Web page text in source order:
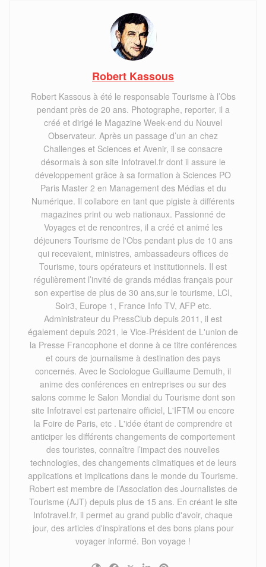
Robert Kassous
Robert Kassous à été le responsable Tourisme à l’Obs
pendant près de 20 ans. Photographe, reporter, il a
créé et dirigé le Magazine Week-end du Nouvel
Observateur. Après un passage d’un an chez
Challenges et Sciences et Avenir, il se consacre
désormais à son site Infotravel.fr dont il assure le
développement grâce à sa formation à Sciences PO
Paris Master 2 en Management des Médias et du
Numérique. Il collabore en tant que pigiste à différents
magazines print ou web nationaux. Passionné de
Voyages et de rencontres, il a créé et animé les
déjeuners Tourisme de l'Obs pendant plus de 10 ans
qui recevaient, ministres, ambassadeurs offices de
Tourisme, tours opérateurs et institutionnels. Il est
régulièrement l’invité de grands médias français pour
son expertise de plus de 30 ans,sur le tourisme, LCI,
Soir3, Europe 1, France Info TV, AFP etc.
Administrateur du PressClub depuis 2011, il est
également depuis 2021, le Vice-Président de L'union de
la Presse Francophone et donne à ce titre conférences
et cours de journalisme à destination des pays
concernés. Avec le Sociologue Guillaume Demuth, il
anime des conférences en entreprises ou sur des
salons comme le Salon Mondial du Tourisme dont son
site Infotravel est partenaire officiel, L'IFTM ou encore
la Foire de Paris, etc . L'idée étant de comprendre et
anticiper les différents changements de comportement
des touristes, connaître l’impact des nouvelles
technologies, des changements climatiques et de leurs
applications et implications dans le monde du Tourisme.
Robert est membre de l’Association des Journalistes de
Tourisme (AJT) depuis plus de 15 ans. En créant le site
Infotravel.fr, il permet au grand public d'avoir, chaque
jour, des articles d'inspirations et des bons plans pour
voyager informé. Bon voyage !